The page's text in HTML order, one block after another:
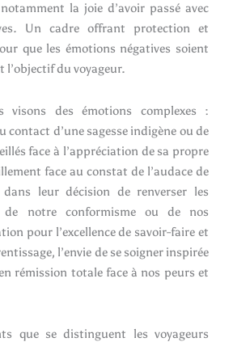
la joie d’avoir passé avec
Un cadre offrant protection et
que les émotions négatives soient
l’objectif du voyageur.
visons des émotions complexes :
contact d’une sagesse indigène ou de
face à l’appréciation de sa propre
face au constat de l’audace de
leur décision de renverser les
de notre conformisme ou de nos
pour l’excellence de savoir-faire et
l’envie de se soigner inspirée
rémission totale face à nos peurs et
que se distinguent les voyageurs